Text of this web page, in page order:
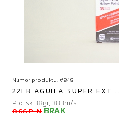
Numer produktu: #848
22LR AGUILA SUPER EXT...
Pocisk 38gr, 383m/s
BRAK